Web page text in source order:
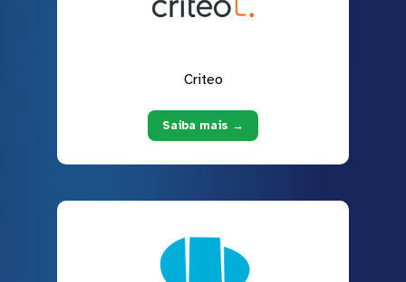
Criteo
Saiba mais →